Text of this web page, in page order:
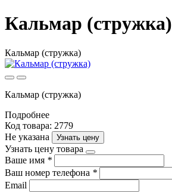
Кальмар (стружка)
Кальмар (стружка)
Кальмар (стружка)
Подробнее
Код товара: 2779
Не указана
Узнать цену
Узнать цену товара
Ваше имя *
Ваш номер телефона *
Email